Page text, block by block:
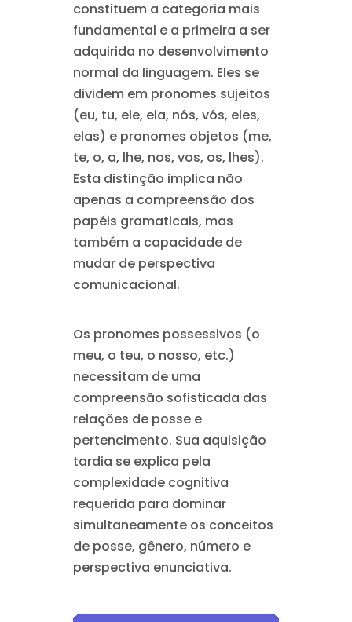
constituem a categoria mais
fundamental e a primeira a ser
adquirida no desenvolvimento
normal da linguagem. Eles se
dividem em pronomes sujeitos
(eu, tu, ele, ela, nós, vós, eles,
elas) e pronomes objetos (me,
te, o, a, lhe, nos, vos, os, lhes).
Esta distinção implica não
apenas a compreensão dos
papéis gramaticais, mas
também a capacidade de
mudar de perspectiva
comunicacional.
Os pronomes possessivos (o
meu, o teu, o nosso, etc.)
necessitam de uma
compreensão sofisticada das
relações de posse e
pertencimento. Sua aquisição
tardia se explica pela
complexidade cognitiva
requerida para dominar
simultaneamente os conceitos
de posse, gênero, número e
perspectiva enunciativa.